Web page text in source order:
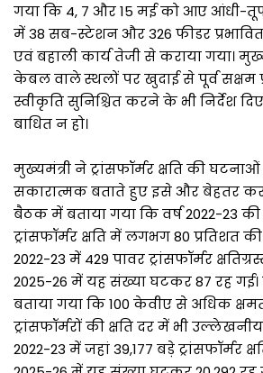
गया कि 4, 7 और 15 मई को आए आंधी-
में 38 सब-स्टेशन और 326 फीडर
एवं बहाली कार्य तेजी से कराया गया।
केबल वाले स्थलों पर खुदाई से पूर्व सक्षम
स्वीकृति सुनिश्चित करने के भी निर्देश दिए
बाधित न हो।
मुख्यमंत्री ने ट्रांसफॉर्मर क्षति की
सकारात्मक बताते हुए इसे और बेहतर
बैठक में बताया गया कि वर्ष 2022-23
ट्रांसफॉर्मर क्षति में लगभग 80 प्रतिशत
2022-23 में 429 पावर ट्रांसफॉर्मर
2025-26 में यह संख्या घटकर 87 रह
बताया गया कि 100 केवीए से अधिक
ट्रांसफॉर्मरों की क्षति दर में भी
2022-23 में जहां 39,177 बड़े ट्रांसफॉर्मर